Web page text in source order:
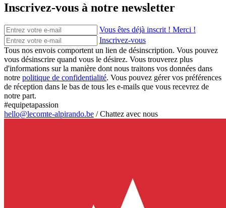
Inscrivez-vous à notre newsletter
Vous êtes déjà inscrit ! Merci !
Inscrivez-vous
Tous nos envois comportent un lien de désinscription. Vous pouvez
vous désinscrire quand vous le désirez. Vous trouverez plus
d'informations sur la manière dont nous traitons vos données dans
notre politique de confidentialité. Vous pouvez gérer vos préférences
de réception dans le bas de tous les e-mails que vous recevrez de
notre part.
#equipetapassion
hello@lecomte-alpirando.be /Chattez avec nous